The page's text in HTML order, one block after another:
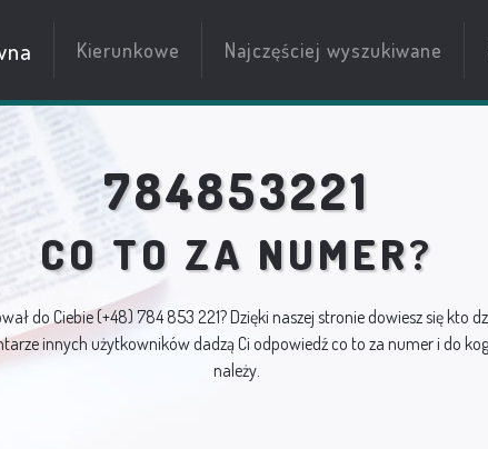
Kierunkowe Najczęściej wyszukiwane
784853221
CO TO ZA NUMER?
do Ciebie(+48) 784 853 221? Dzięki naszej stronie dowiesz się kto
innych użytkowników dadzą Ci odpowiedź co to za numer i do
należy.